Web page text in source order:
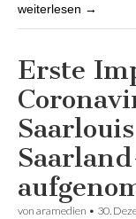
weiterlesen →
Erste
von aramedien • 30.